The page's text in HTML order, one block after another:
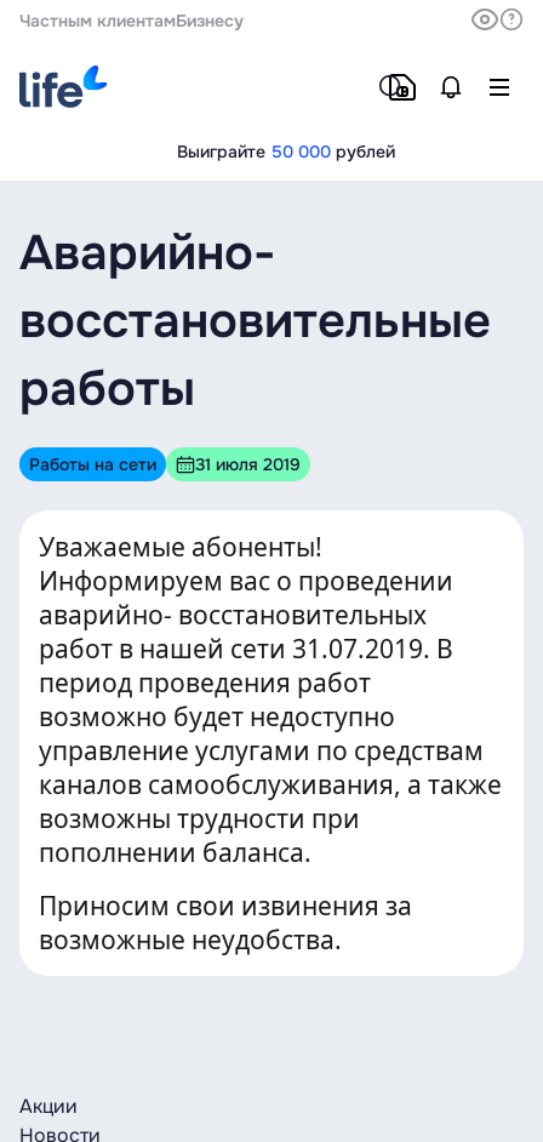
Частным клиентамБизнесу
Выиграйте 50 000 рублей
Аварийно-
восстановительные
работы
Работы на сети 31 июля 2019
Уважаемые абоненты!
Информируем вас о проведении
аварийно- восстановительных
работ в нашей сети 31.07.2019. В
период проведения работ
возможно будет недоступно
управление услугами по средствам
каналов самообслуживания, а также
возможны трудности при
пополнении баланса.
Приносим свои извинения за
возможные неудобства.
Акции
Новости